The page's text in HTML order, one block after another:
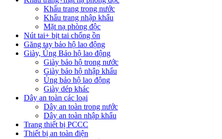
Khẩu trang trong nước
Khẩu trang nhập khẩu
Mặt nạ phòng độc
Nút tai+ bịt tai chống ồn
Găng tay bảo hộ lao động
Giày, Ủng Bảo hộ lao động
Giày bảo hộ trong nước
Giày bảo hộ nhập khẩu
Ủng bảo hộ lao động
Giày dép khác
Dây an toàn các loại
Dây an toàn trong nước
Dây an toàn nhập khẩu
Trang thiết bị PCCC
Thiết bị an toàn điện